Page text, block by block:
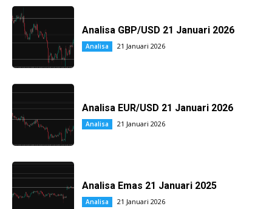
Analisa GBP/USD 21 Januari 2026
Analisa 21 Januari 2026
Analisa EUR/USD 21 Januari 2026
Analisa 21 Januari 2026
Analisa Emas 21 Januari 2025
Analisa 21 Januari 2026